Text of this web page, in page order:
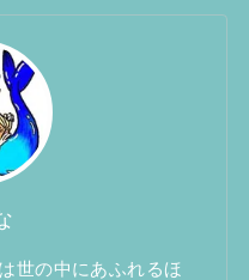
世の中にあふれるほ